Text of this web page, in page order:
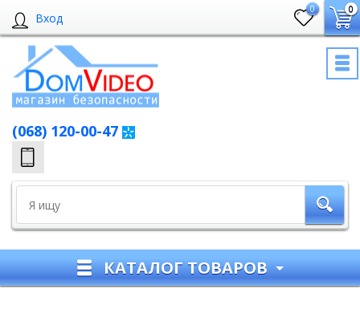
Вход
0 0
(068) 120-00-47
КАТАЛОГ ТОВАРОВ